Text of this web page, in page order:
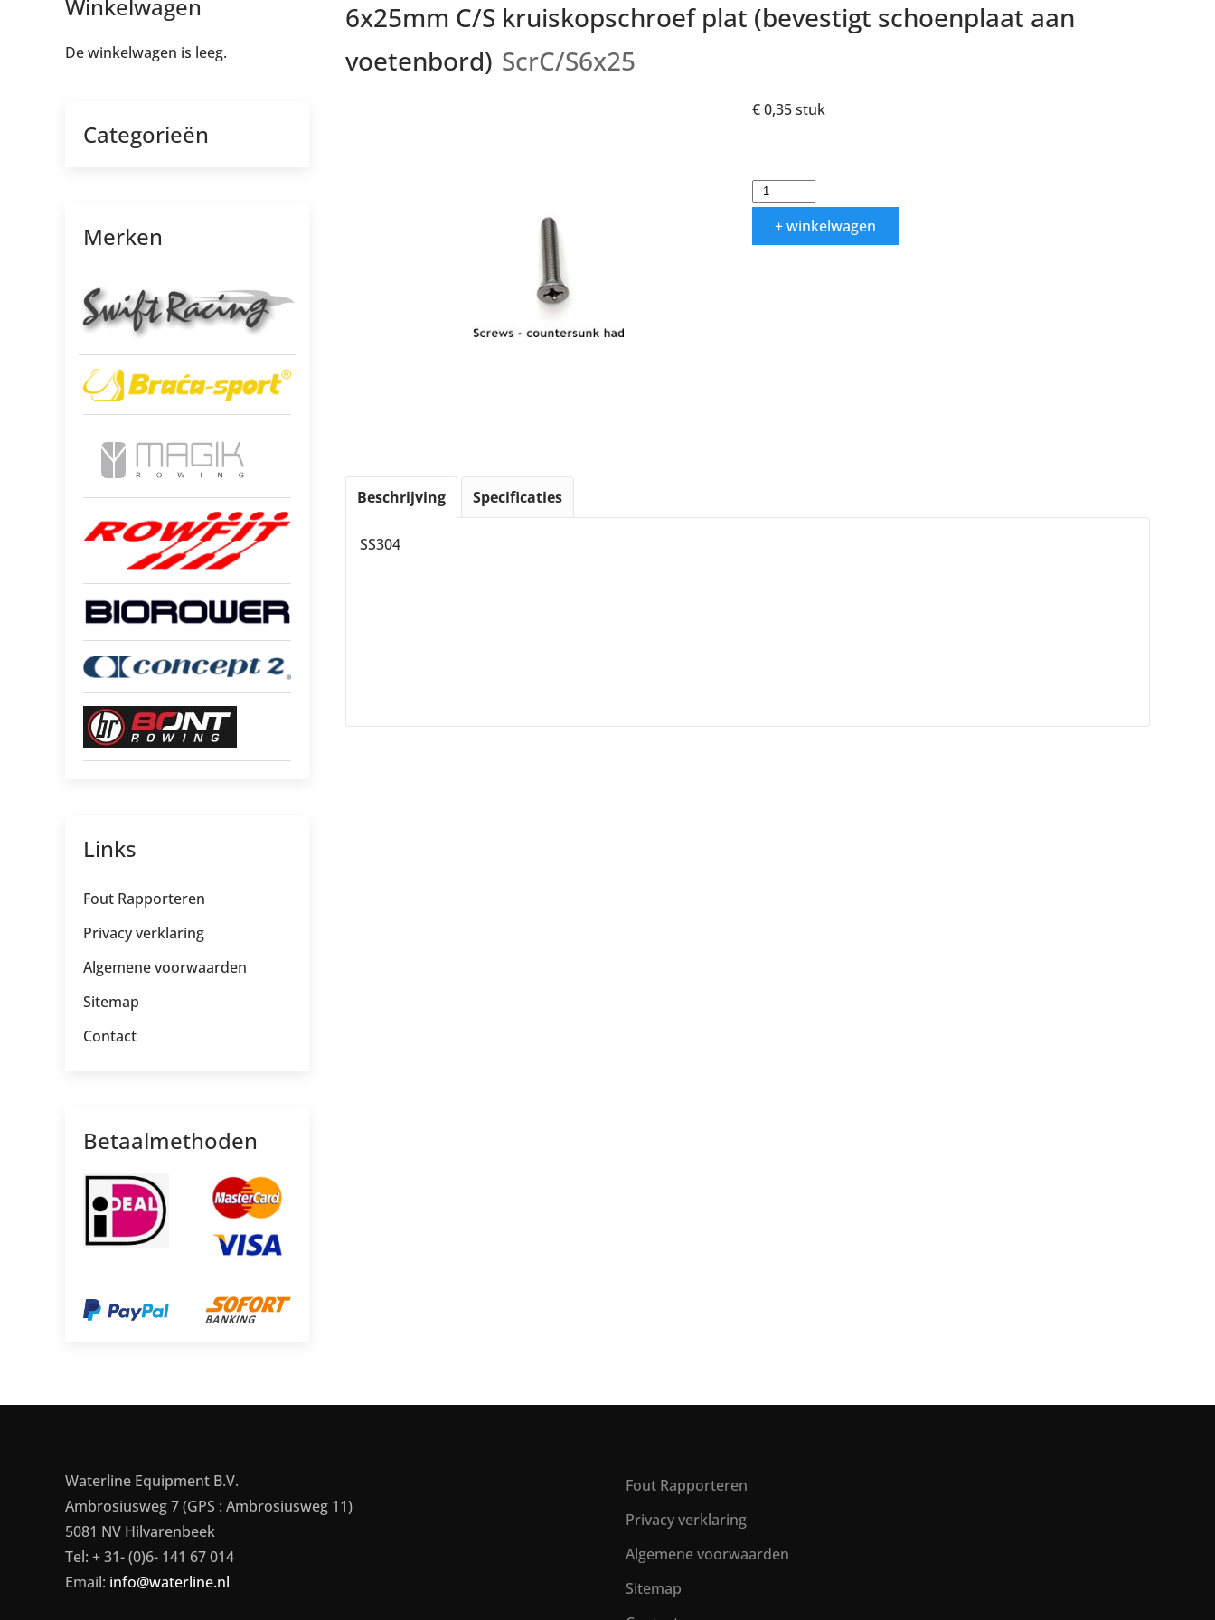
6x25mm C/S kruiskopschroef plat (bevestigt schoenplaat aan
voetenbord) ScrC/S6x25
€ 0,35stuk
+ winkelwagen
Beschrijving Specificaties
SS304
Winkelwagen
De winkelwagen is leeg.
Categorieën
Merken
Links
Fout Rapporteren
Privacy verklaring
Algemene voorwaarden
Sitemap
Contact
Betaalmethoden
Waterline Equipment B.V.
Ambrosiusweg 7 (GPS : Ambrosiusweg 11)
5081 NV Hilvarenbeek
Tel: + 31- (0)6- 141 67 014
Email: info@waterline.nl
Fout Rapporteren
Privacy verklaring
Algemene voorwaarden
Sitemap